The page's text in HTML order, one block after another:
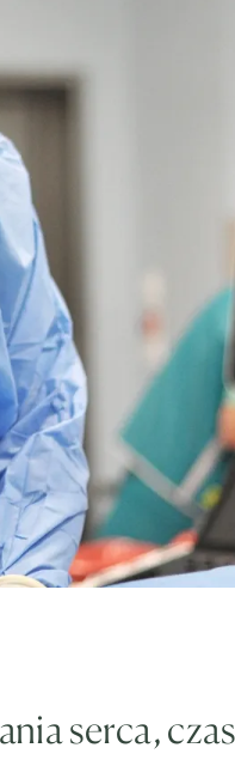
serca,